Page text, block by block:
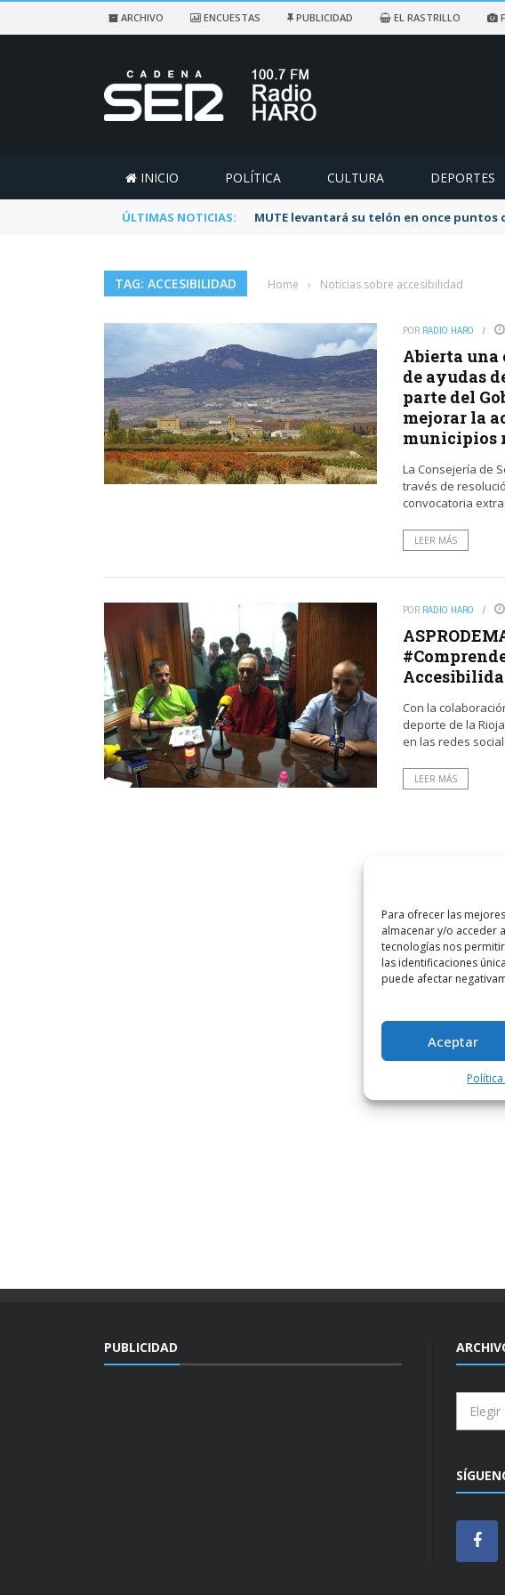
Para ofrecer las
almacenar y/o acceder
tecnologías nos
las identificaciones
puede afectar
Aceptar
ARCHIVO ENCUESTAS PUBLICIDAD EL RASTRILLO
INICIO POLÍTICA CULTURA DEPORTES
ÚLTIMAS NOTICIAS: MUTE levantará su telón en once
TAG: ACCESIBILIDAD Home › Noticias sobre accesibilidad
POR RADIO HARO
Abierta
de ayudas
parte del
mejorar la
municipios
La Consejería de
través de
convocatoria
LEER MÁS
POR RADIO HARO
Con la
deporte de la
en las redes
LEER MÁS
PUBLICIDAD